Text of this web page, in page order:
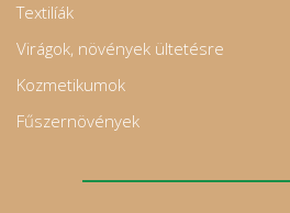
Textilíák
Virágok, növények ültetésre
Kozmetikumok
Fűszernövények